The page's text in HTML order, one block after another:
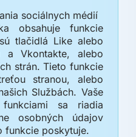
sociálnych médií
obsahuje funkcie
tlačidlá Like alebo
a Vkontakte, alebo
strán. Tieto funkcie
stranou, alebo
Službách. Vaše
sa riadia
osobných údajov
funkcie poskytuje.